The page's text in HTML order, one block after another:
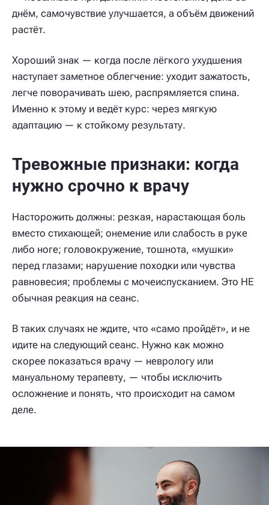
днём, самочувствие улучшается, а объём движений
растёт.
Хороший знак — когда после лёгкого ухудшения
наступает заметное облегчение: уходит зажатость,
легче поворачивать шею, распрямляется спина.
Именно к этому и ведёт курс: через мягкую
адаптацию — к стойкому результату.
Тревожные признаки: когда
нужно срочно к врачу
Насторожить должны: резкая, нарастающая боль
вместо стихающей; онемение или слабость в руке
либо ноге; головокружение, тошнота, «мушки»
перед глазами; нарушение походки или чувства
равновесия; проблемы с мочеиспусканием. Это НЕ
обычная реакция на сеанс.
В таких случаях не ждите, что «само пройдёт», и не
идите на следующий сеанс. Нужно как можно
скорее показаться врачу — неврологу или
мануальному терапевту, — чтобы исключить
осложнение и понять, что происходит на самом
деле.